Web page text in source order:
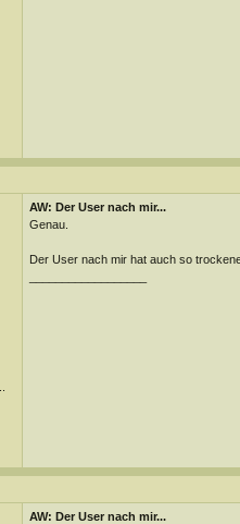
AW: Der User nach mir...
Genau.
Der User nach mir hat auch so
AW: Der User nach mir...